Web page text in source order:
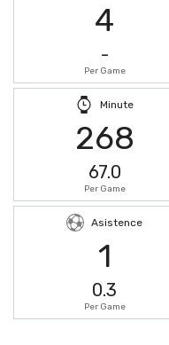
4
-
Per Game
Minute
268
67.0
Per Game
Asistence
1
0.3
Per Game